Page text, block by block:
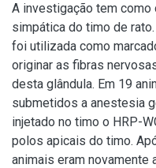
A investigação tem
simpática do timo de
foi utilizada como
originar as fibras
desta glândula. Em 19
submetidos a anestesia
injetado no timo o HRP-
polos apicais do timo.
animais eram